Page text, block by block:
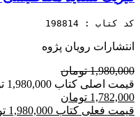
کد کتاب : 198814
انتشارات رویان پژوه
1,980,000 تومان
قیمت اصلی کتاب 1,980,000 تومان بود
1,782,000 تومان
قیمت فعلی کتاب 1,980,000 تومان است